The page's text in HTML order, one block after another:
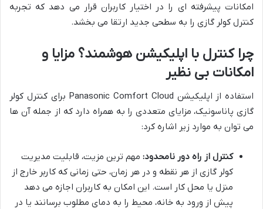
امکانات پیشرفته ای را در اختیار کاربران قرار می دهد که تجربه
کنترل کولر گازی را به سطحی جدید ارتقا می بخشد.
چرا کنترل با اپلیکیشن هوشمند؟ مزایا و
امکانات بی نظیر
استفاده از اپلیکیشن Panasonic Comfort Cloud برای کنترل کولر
گازی پاناسونیک، مزایای متعددی را به همراه دارد که از جمله آن ها
می توان به موارد زیر اشاره کرد:
کنترل از راه دور نامحدود: مهم ترین مزیت، قابلیت مدیریت
کولر گازی از هر نقطه و در هر زمان، حتی زمانی که کاربر خارج از
منزل یا محل کار است. این امکان به کاربران اجازه می دهد
پیش از ورود به خانه، محیط را به دمای مطلوب برسانند یا در